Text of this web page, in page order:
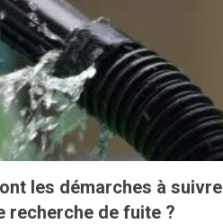
les démarches à suivre
recherche de fuite ?